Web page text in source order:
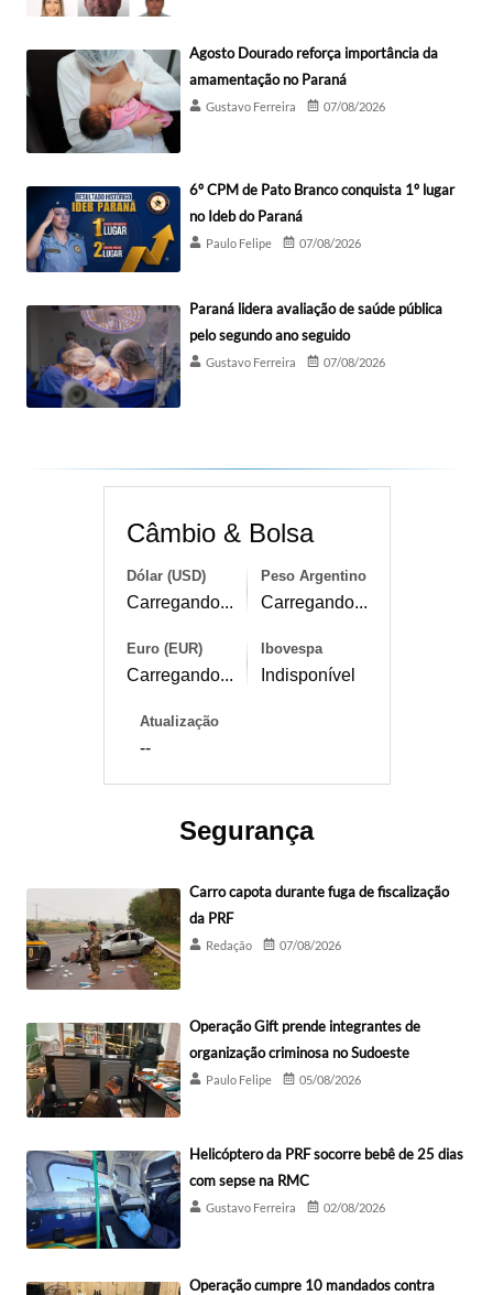
Agosto Dourado reforça importância da
amamentação no Paraná
Gustavo Ferreira 07/08/2026
6º CPM de Pato Branco conquista 1º lugar
no Ideb do Paraná
Paulo Felipe 07/08/2026
Paraná lidera avaliação de saúde pública
pelo segundo ano seguido
Gustavo Ferreira 07/08/2026
Câmbio & Bolsa
Dólar (USD)
Carregando...
Peso Argentino
Carregando...
Euro (EUR)
Carregando...
Ibovespa
Indisponível
Atualização
--
Segurança
Carro capota durante fuga de fiscalização
da PRF
Redação 07/08/2026
Operação Gift prende integrantes de
organização criminosa no Sudoeste
Paulo Felipe 05/08/2026
Helicóptero da PRF socorre bebê de 25 dias
com sepse na RMC
Gustavo Ferreira 02/08/2026
Operação cumpre 10 mandados contra